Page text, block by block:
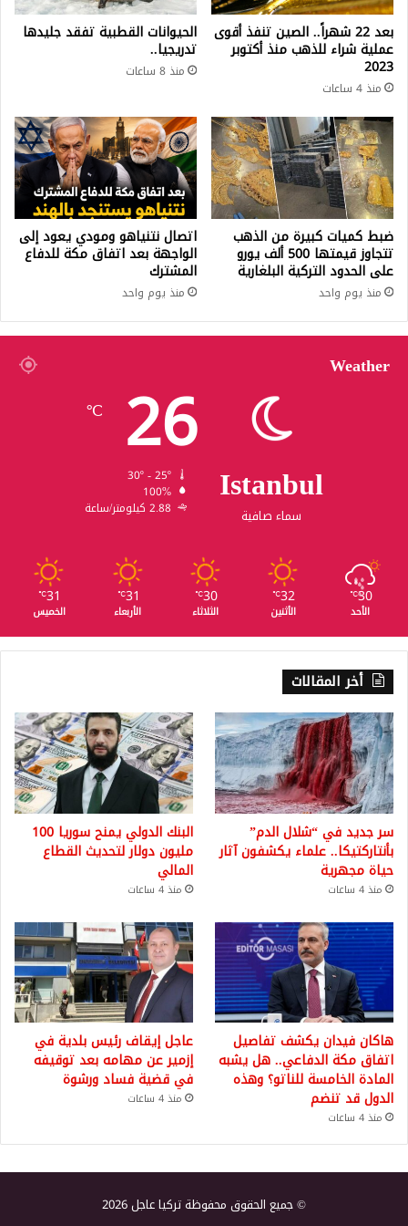
بعد 22 شهراً.. الصين تنفذ أقوى
عملية شراء للذهب منذ أكتوبر
2023
منذ 4 ساعات
الحيوانات القطبية تفقد جليدها
تدريجيا..
منذ 8 ساعات
ضبط كميات كبيرة من الذهب
تتجاوز قيمتها 500 ألف يورو
على الحدود التركية البلغارية
منذ يوم واحد
اتصال نتنياهو ومودي يعود إلى
الواجهة بعد اتفاق مكة للدفاع
المشترك
منذ يوم واحد
Weather
Istanbul
سماء صافية
26
℃
100%
2.88 كيلومتر/ساعة
30
℃
الأحد
32
℃
الأثنين
30
℃
الثلاثاء
31
℃
الأربعاء
31
℃
الخميس
أخر المقالات
سر جديد في “شلال الدم”
بأنتاركتيكا.. علماء يكشفون آثار
حياة مجهرية
منذ 4 ساعات
البنك الدولي يمنح سوريا 100
مليون دولار لتحديث القطاع
المالي
منذ 4 ساعات
هاكان فيدان يكشف تفاصيل
اتفاق مكة الدفاعي.. هل يشبه
المادة الخامسة للناتو؟ وهذه
الدول قد تنضم
منذ 4 ساعات
عاجل إيقاف رئيس بلدية في
إزمير عن مهامه بعد توقيفه
في قضية فساد ورشوة
منذ 4 ساعات
© جميع الحقوق محفوظة تركيا عاجل 2026